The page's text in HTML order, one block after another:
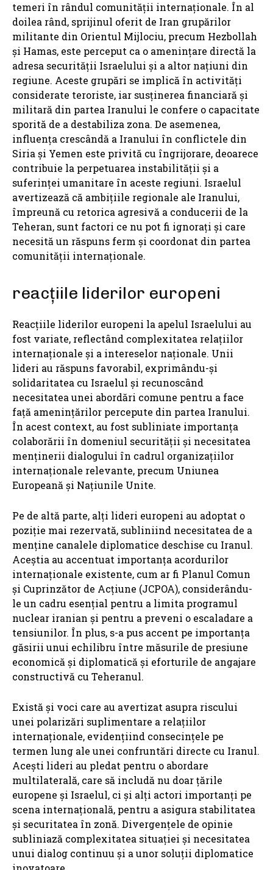
temeri în rândul comunității internaționale. În al
doilea rând, sprijinul oferit de Iran grupărilor
militante din Orientul Mijlociu, precum Hezbollah
și Hamas, este perceput ca o amenințare directă la
adresa securității Israelului și a altor națiuni din
regiune. Aceste grupări se implică în activități
considerate teroriste, iar susținerea financiară și
militară din partea Iranului le confere o capacitate
sporită de a destabiliza zona. De asemenea,
influența crescândă a Iranului în conflictele din
Siria și Yemen este privită cu îngrijorare, deoarece
contribuie la perpetuarea instabilității și a
suferinței umanitare în aceste regiuni. Israelul
avertizează că ambițiile regionale ale Iranului,
împreună cu retorica agresivă a conducerii de la
Teheran, sunt factori ce nu pot fi ignorați și care
necesită un răspuns ferm și coordonat din partea
comunității internaționale.
reacțiile liderilor europeni
Reacțiile liderilor europeni la apelul Israelului au
fost variate, reflectând complexitatea relațiilor
internaționale și a intereselor naționale. Unii
lideri au răspuns favorabil, exprimându-și
solidaritatea cu Israelul și recunoscând
necesitatea unei abordări comune pentru a face
față amenințărilor percepute din partea Iranului.
În acest context, au fost subliniate importanța
colaborării în domeniul securității și necesitatea
menținerii dialogului în cadrul organizațiilor
internaționale relevante, precum Uniunea
Europeană și Națiunile Unite.
Pe de altă parte, alți lideri europeni au adoptat o
poziție mai rezervată, subliniind necesitatea de a
menține canalele diplomatice deschise cu Iranul.
Aceștia au accentuat importanța acordurilor
internaționale existente, cum ar fi Planul Comun
și Cuprinzător de Acțiune (JCPOA), considerându-
le un cadru esențial pentru a limita programul
nuclear iranian și pentru a preveni o escaladare a
tensiunilor. În plus, s-a pus accent pe importanța
găsirii unui echilibru între măsurile de presiune
economică și diplomatică și eforturile de angajare
constructivă cu Teheranul.
Există și voci care au avertizat asupra riscului
unei polarizări suplimentare a relațiilor
internaționale, evidențiind consecințele pe
termen lung ale unei confruntări directe cu Iranul.
Acești lideri au pledat pentru o abordare
multilaterală, care să includă nu doar țările
europene și Israelul, ci și alți actori importanți pe
scena internațională, pentru a asigura stabilitatea
și securitatea în zonă. Divergențele de opinie
subliniază complexitatea situației și necesitatea
unui dialog continuu și a unor soluții diplomatice